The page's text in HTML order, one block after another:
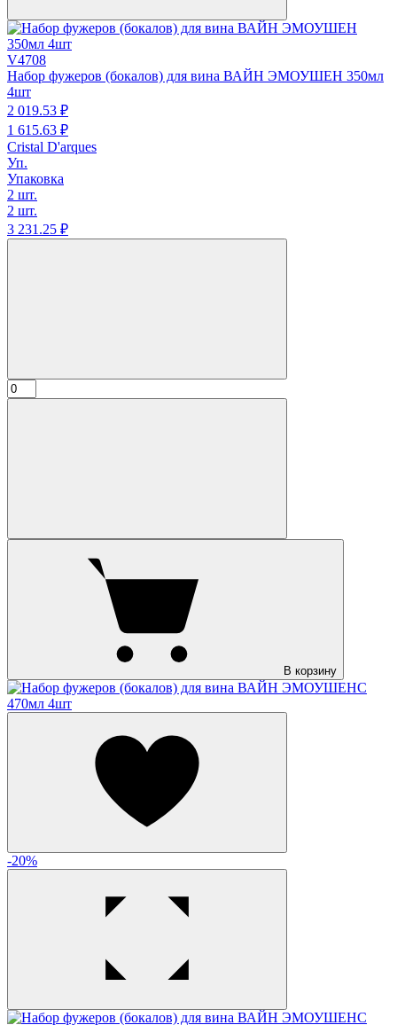
V4708
Набор фужеров (бокалов) для вина ВАЙН ЭМОУШЕН 350мл
4шт
2 019.53 ₽
1 615.63 ₽
Cristal D'arques
Уп.
Упаковка
2 шт.
2 шт.
3 231.25 ₽
В корзину
-20%